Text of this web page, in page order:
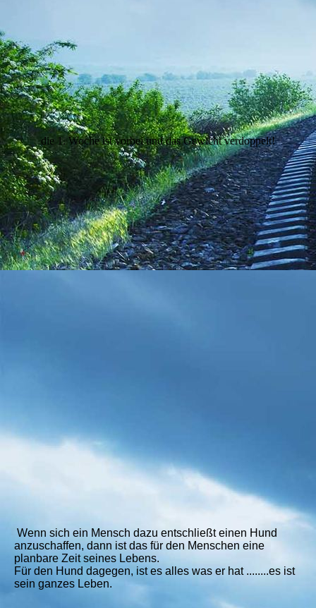
die 1. Woche ist vorbei und das Gewicht verdoppelt!
Wenn sich ein Mensch dazu entschließt einen Hund
anzuschaffen, dann ist das für den Menschen eine
planbare Zeit seines Lebens.
Für den Hund dagegen, ist es alles was er hat ........es ist
sein ganzes Leben.